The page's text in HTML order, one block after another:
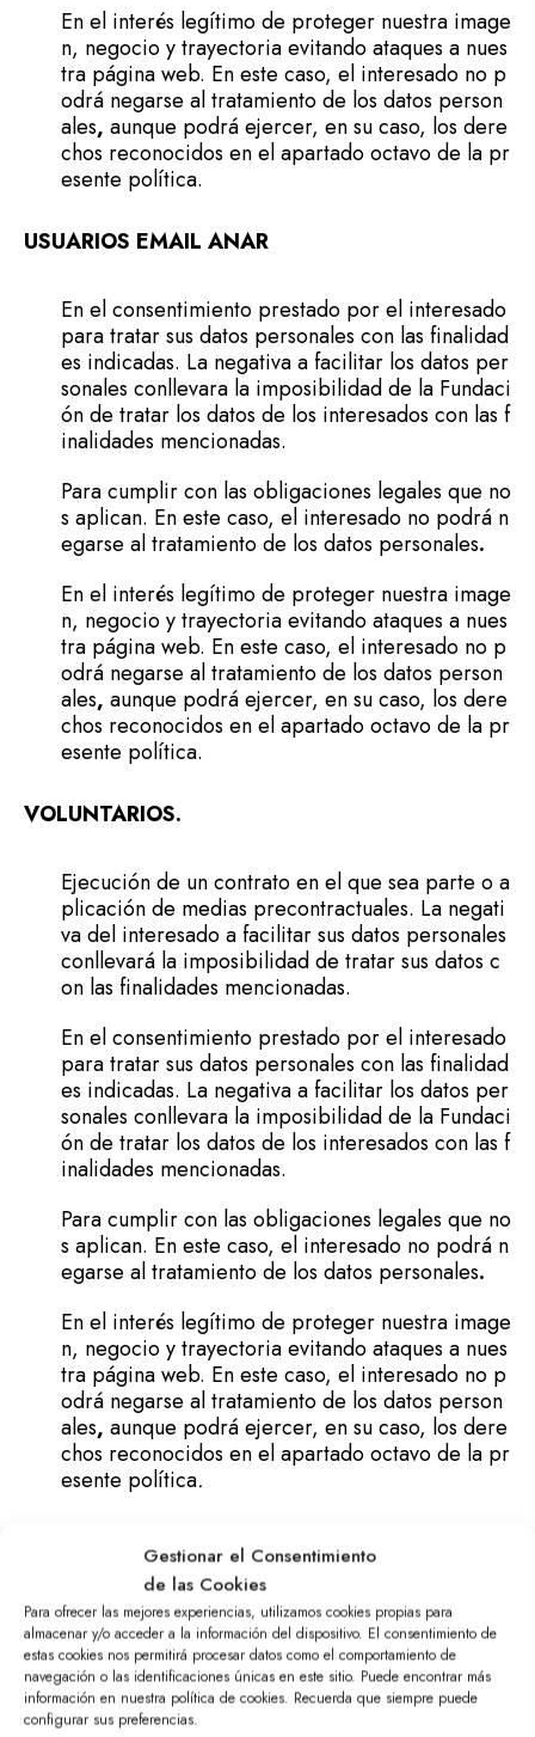
Gestionar el Consentimiento
de las Cookies
Para ofrecer las mejores experiencias, utilizamos cookies propias para
almacenar y/o acceder a la información del dispositivo. El consentimiento de
estas cookies nos permitirá procesar datos como el comportamiento de
navegación o las identificaciones únicas en este sitio. Puede encontrar más
información en nuestra política de cookies. Recuerda que siempre puede
configurar sus preferencias.
En el interés legítimo de proteger nuestra image
n, negocio y trayectoria evitando ataques a nues
tra página web. En este caso, el interesado no p
odrá negarse al tratamiento de los datos person
ales, aunque podrá ejercer, en su caso, los dere
chos reconocidos en el apartado octavo de la pr
esente política.
USUARIOS EMAIL ANAR
En el consentimiento prestado por el interesado
para tratar sus datos personales con las finalidad
es indicadas. La negativa a facilitar los datos per
sonales conllevara la imposibilidad de la Fundaci
ón de tratar los datos de los interesados con las f
inalidades mencionadas.
Para cumplir con las obligaciones legales que no
s aplican. En este caso, el interesado no podrá n
egarse al tratamiento de los datos personales.
En el interés legítimo de proteger nuestra image
n, negocio y trayectoria evitando ataques a nues
tra página web. En este caso, el interesado no p
odrá negarse al tratamiento de los datos person
ales, aunque podrá ejercer, en su caso, los dere
chos reconocidos en el apartado octavo de la pr
esente política.
VOLUNTARIOS.
Ejecución de un contrato en el que sea parte o a
plicación de medias precontractuales. La negati
va del interesado a facilitar sus datos personales
conllevará la imposibilidad de tratar sus datos c
on las finalidades mencionadas.
En el consentimiento prestado por el interesado
para tratar sus datos personales con las finalidad
es indicadas. La negativa a facilitar los datos per
sonales conllevara la imposibilidad de la Fundaci
ón de tratar los datos de los interesados con las f
inalidades mencionadas.
Para cumplir con las obligaciones legales que no
s aplican. En este caso, el interesado no podrá n
egarse al tratamiento de los datos personales.
En el interés legítimo de proteger nuestra image
n, negocio y trayectoria evitando ataques a nues
tra página web. En este caso, el interesado no p
odrá negarse al tratamiento de los datos person
ales, aunque podrá ejercer, en su caso, los dere
chos reconocidos en el apartado octavo de la pr
esente política.
DONANTES.
En el consentimiento prestado por el interesado
para tratar sus datos personales con las finalidad
es indicadas. La negativa a facilitar los datos per
sonales conllevara la imposibilidad de la Fundaci
ón de tratar los datos de los interesados con las f